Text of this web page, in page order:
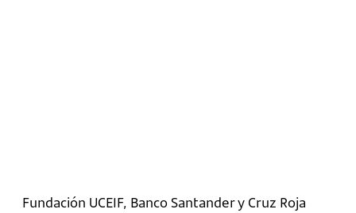
Fundación UCEIF, Banco Santander y Cruz Roja